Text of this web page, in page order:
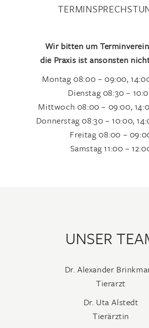
Wir bitten um
die Praxis ist ansonsten
Montag 08:00 – 09:00,
Dienstag 08:30 –
Mittwoch 08:00 – 09:00,
Donnerstag 08:30 – 10:00,
Freitag 08:00 –
Samstag 11:00 –
UNSER
Dr. Alexander
Tierarzt
Dr. Uta Alstedt
Tierärztin